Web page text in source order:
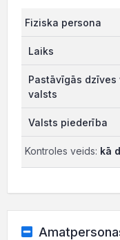
Fiziska persona
Kontroles veids: kā